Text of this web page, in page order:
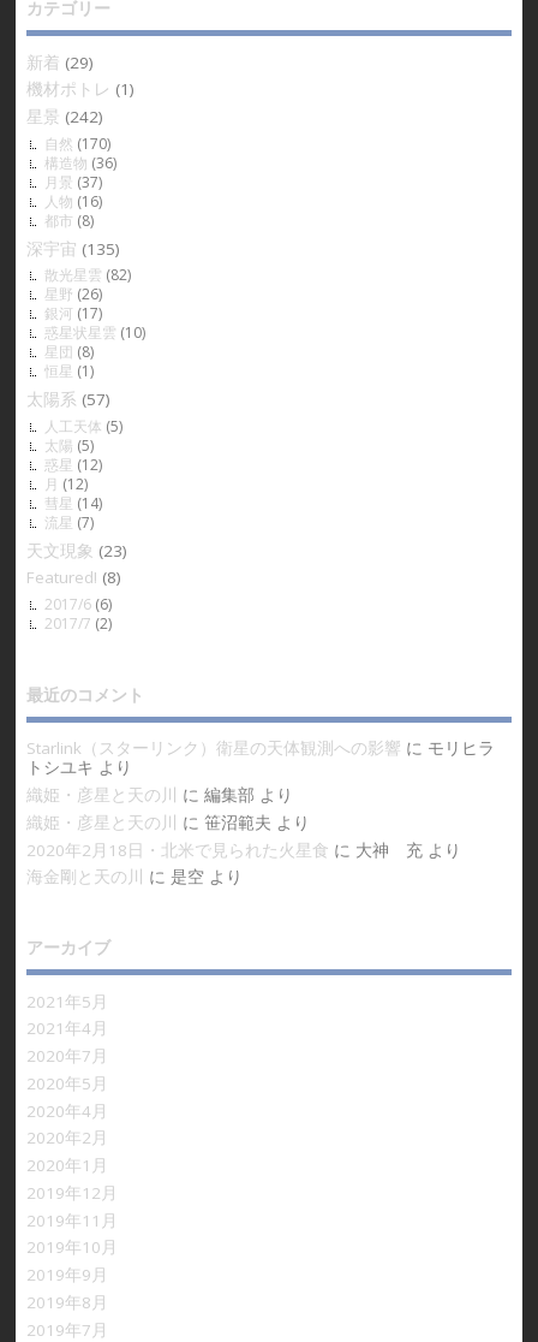
カテゴリー
新着 (29)
機材ポトレ (1)
星景 (242)
自然 (170)
構造物 (36)
月景 (37)
人物 (16)
都市 (8)
深宇宙 (135)
散光星雲 (82)
星野 (26)
銀河 (17)
惑星状星雲 (10)
星団 (8)
恒星 (1)
太陽系 (57)
人工天体 (5)
太陽 (5)
惑星 (12)
月 (12)
彗星 (14)
流星 (7)
天文現象 (23)
Featured! (8)
2017/6(6)
2017/7 (2)
最近のコメント
Starlink（スターリンク）衛星の天体観測への影響 に モリヒラ
トシユキ より
織姫・彦星と天の川
に 編集部 より
織姫・彦星と天の川
に 笹沼範夫 より
2020年2月18日・北米で見られた火星食 に 大神 充より
海金剛と天の川
に 是空より
アーカイブ
2021年5月
2021年4月
2020年7月
2020年5月
2020年4月
2020年2月
2020年1月
2019年12月
2019年11月
2019年10月
2019年9月
2019年8月
2019年7月